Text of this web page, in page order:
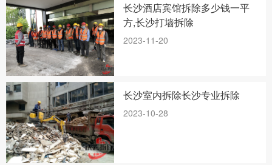
长沙酒店宾馆拆除多少钱一平
方,长沙打墙拆除
2023-11-20
长沙室内拆除长沙专业拆除
2023-10-28